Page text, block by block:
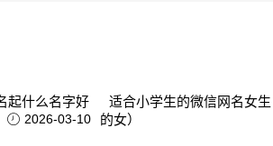
起什么名字好
2026-03-10
适合小学生的微信网名女
的女）